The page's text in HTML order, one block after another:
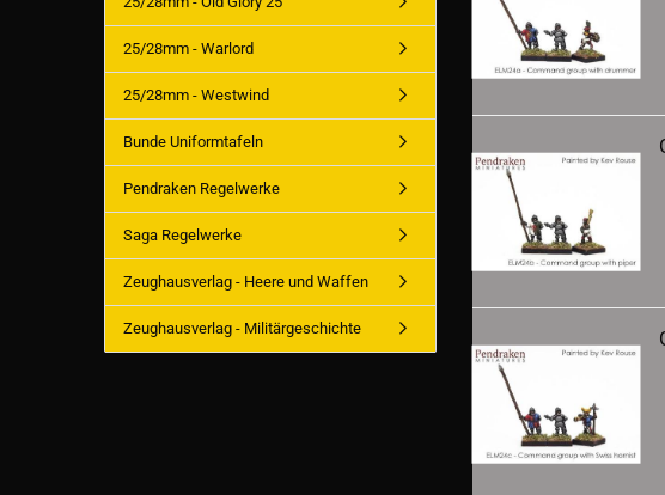
25/28mm - Warlord
25/28mm - Westwind
Bunde Uniformtafeln
Pendraken Regelwerke
Saga Regelwerke
Zeughausverlag - Heere und Waffen
Zeughausverlag - Militärgeschichte